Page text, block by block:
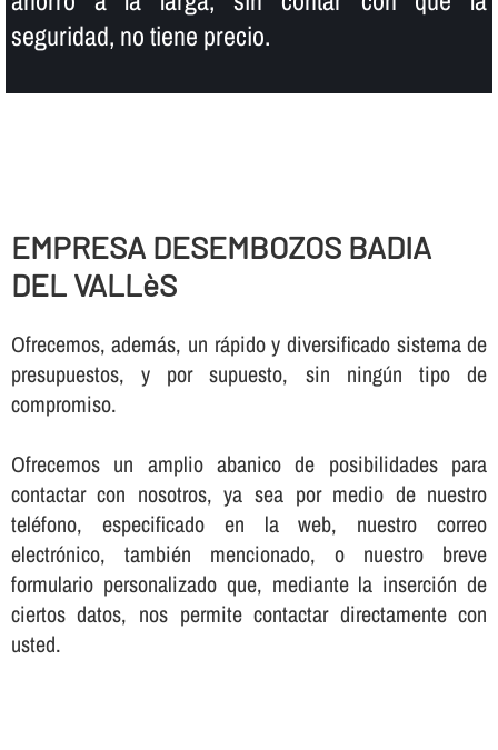
seguridad, no tiene precio.
EMPRESA DESEMBOZOS BADIA
DEL VALLèS
Ofrecemos, además, un rápido y diversificado sistema de
presupuestos, y por supuesto, sin ningún tipo de
compromiso.
Ofrecemos un amplio abanico de posibilidades para
contactar con nosotros, ya sea por medio de nuestro
teléfono, especificado en la web, nuestro correo
electrónico, también mencionado, o nuestro breve
formulario personalizado que, mediante la inserción de
ciertos datos, nos permite contactar directamente con
usted.